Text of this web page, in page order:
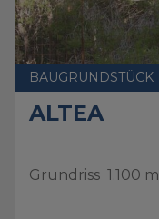
BAUGRUNDSTÜCK
ALTEA
Grundriss 1.100 m